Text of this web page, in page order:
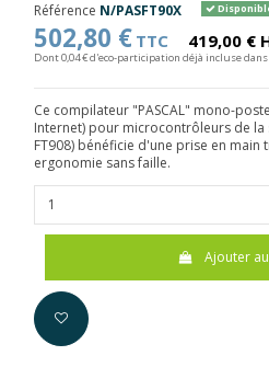
Référence N/PASFT90X
502,80 € TTC 419,00 €
Dont 0,04 € d'eco-participation déjà incluse
Ce compilateur "PASCAL" mono-
Internet) pour microcontrôleurs de la
FT908) bénéficie d'une prise en main
ergonomie sans faille.
Ajouter